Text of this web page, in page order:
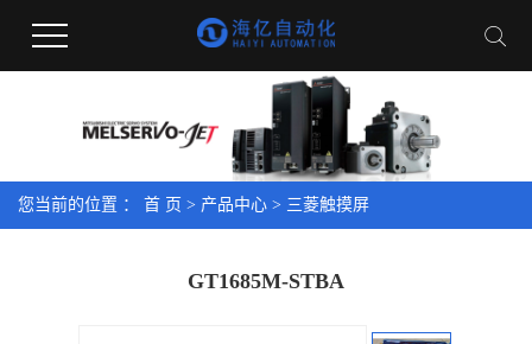
您当前的位置 ： 首 页 > 产品中心 > 三菱触摸屏
GT1685M-STBA